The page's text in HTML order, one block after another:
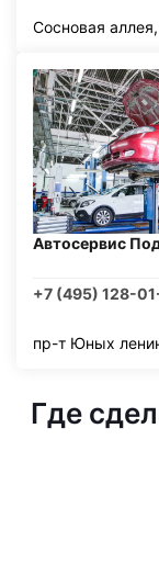
Сосновая
Автосервис
+7 (495) 128-
пр-т Юных
Где